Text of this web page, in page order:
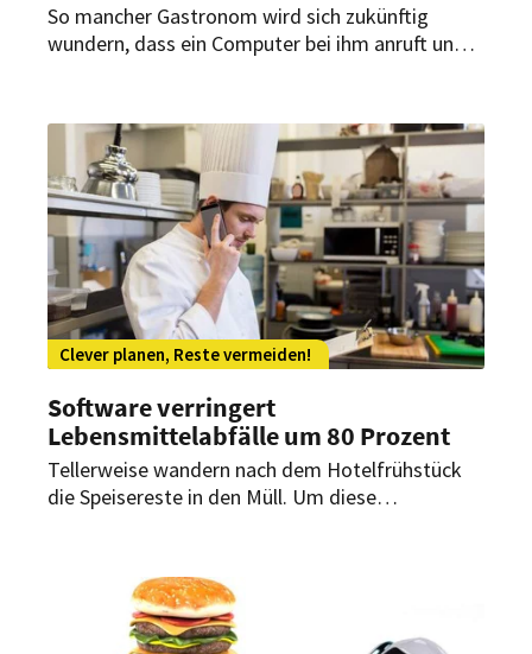
So mancher Gastronom wird sich zukünftig
wundern, dass ein Computer bei ihm anruft und
hier kein Mensch telefoniert.
Clever planen, Reste vermeiden!
Software verringert
Lebensmittelabfälle um 80 Prozent
Tellerweise wandern nach dem Hotelfrühstück
die Speisereste in den Müll. Um diese
cleveres Programm entwickelt.